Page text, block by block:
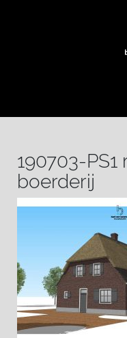
190703-
boerderij